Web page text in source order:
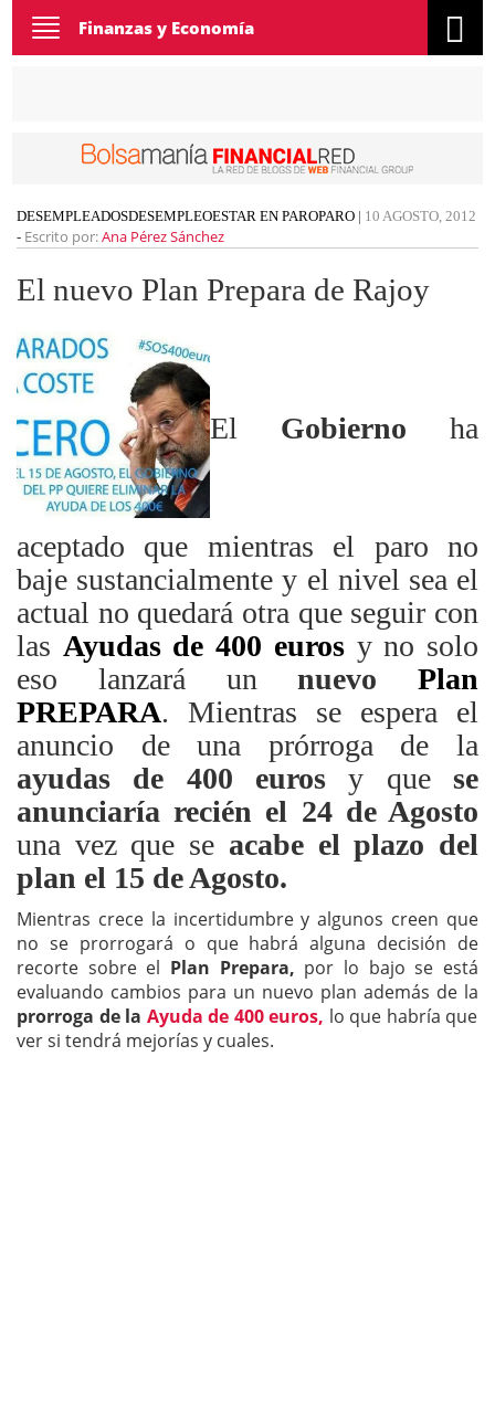
Toggle
navigation
Finanzas y Economía
DESEMPLEADOSDESEMPLEOESTAR EN PAROPARO | 10 AGOSTO, 2012
- Escrito por:Ana Pérez Sánchez
El nuevo Plan Prepara de Rajoy
El Gobierno ha
aceptado que mientras el paro no
baje sustancialmente y el nivel sea el
actual no quedará otra que seguir con
las Ayudas de 400 euros y no solo
eso lanzará un nuevo Plan
PREPARA. Mientras se espera el
anuncio de una prórroga de la
ayudas de 400 euros y quese
anunciaría recién el 24 de Agosto
una vez que se acabe el plazo del
plan el 15 de Agosto.
Mientras crece la incertidumbre y algunos creen que
no se prorrogará o que habrá alguna decisión de
recorte sobre el Plan Prepara, por lo bajo se está
evaluando cambios para un nuevo plan además de la
prorroga de la Ayuda de 400 euros, lo que habría que
ver si tendrá mejorías y cuales.